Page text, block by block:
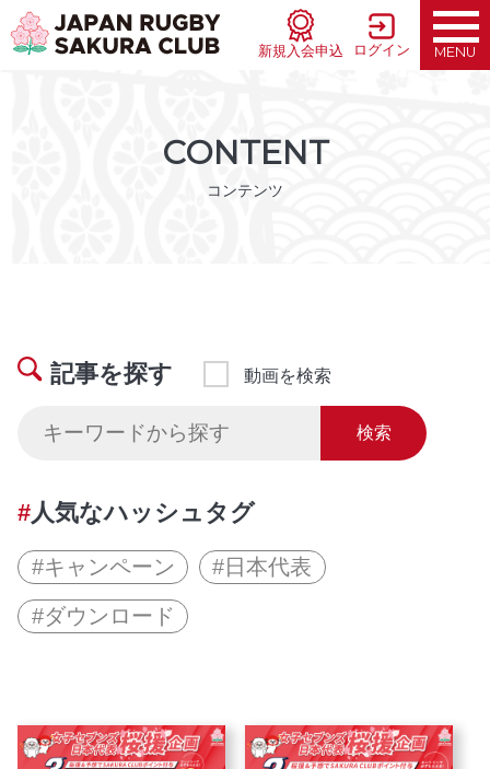
新規入会申込 ログイン MENU
CONTENT
コンテンツ
記事を探す 動画を検索
検索
人気なハッシュタグ
キャンペーン 日本代表
ダウンロード